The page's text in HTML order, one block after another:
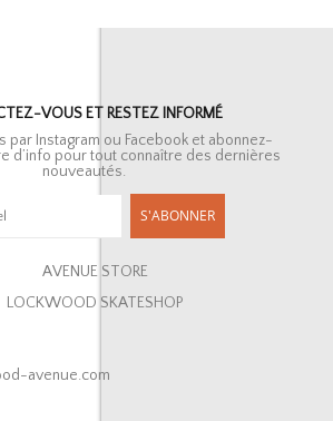
VOUS ET RESTEZ INFORMÉ
par Instagram ou Facebook et abonnez-
d’info pour tout connaître des dernières
nouveautés.
S'ABONNER
AVENUE STORE
LOCKWOOD SKATESHOP
avenue.com